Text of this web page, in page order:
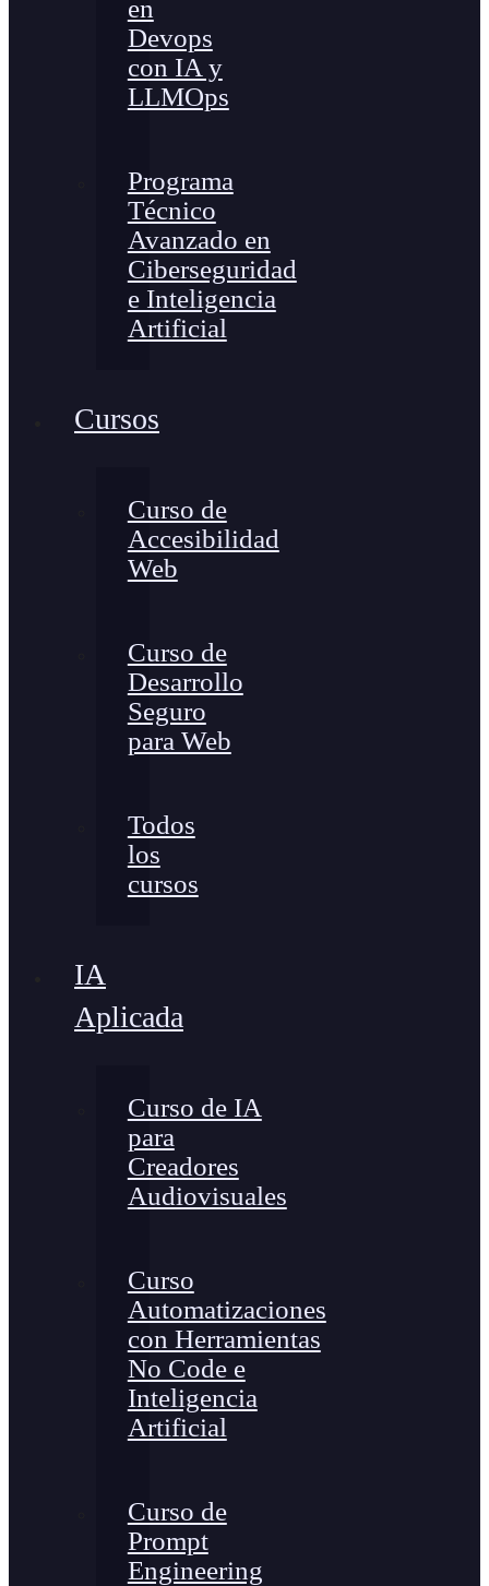
en
Devops
con IA y
LLMOps
Programa
Técnico
Avanzado en
Ciberseguridad
e Inteligencia
Artificial
Cursos
Curso de
Accesibilidad
Web
Curso de
Desarrollo
Seguro
para Web
Todos
los
cursos
IA
Aplicada
Curso de IA
para
Creadores
Audiovisuales
Curso
Automatizaciones
con Herramientas
No Code e
Inteligencia
Artificial
Curso de
Prompt
Engineering